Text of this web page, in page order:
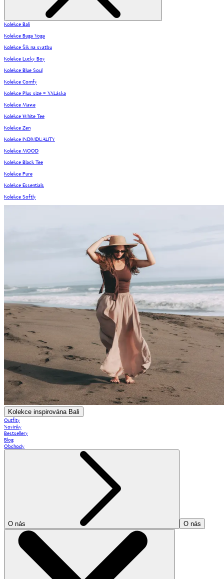
Kolekce Bali
Kolekce Buga Yoga
Kolekce Šik na svatbu
Kolekce Lucky Boy
Kolekce Blue Soul
Kolekce Comfy
Kolekce Plus size = XXLáska
Kolekce Mawe
Kolekce White Tee
Kolekce Zen
Kolekce INDIVIDUALITY
Kolekce MOOD
Kolekce Black Tee
Kolekce Pure
Kolekce Essentials
Kolekce Softly
Kolekce inspirována Bali
Outfity
Novinky
Bestsellery
Blog
Obchody
O nás O nás